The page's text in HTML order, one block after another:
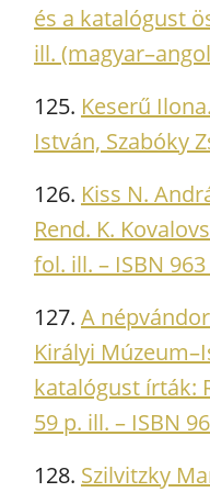
és a katalógust
ill.
125. Keserű
István, Szabóky
126. Kiss N.
Rend. K.
fol. ill. – ISBN
127. A
Királyi
katalógust írták:
59 p. ill. – ISBN
128. Szilvitzky